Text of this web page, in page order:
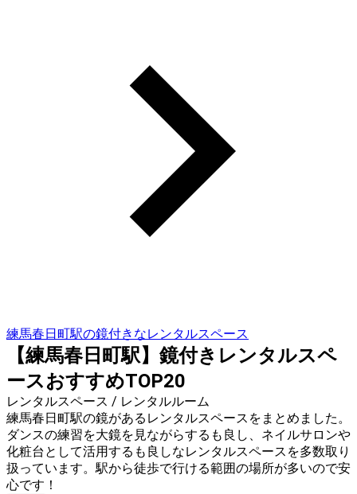
練馬春日町駅の鏡付きなレンタルスペース
【練馬春日町駅】鏡付きレンタルスペ
ースおすすめTOP20
レンタルスペース / レンタルルーム
練馬春日町駅の鏡があるレンタルスペースをまとめました。
ダンスの練習を大鏡を見ながらするも良し、ネイルサロンや
化粧台として活用するも良しなレンタルスペースを多数取り
扱っています。駅から徒歩で行ける範囲の場所が多いので安
心です！